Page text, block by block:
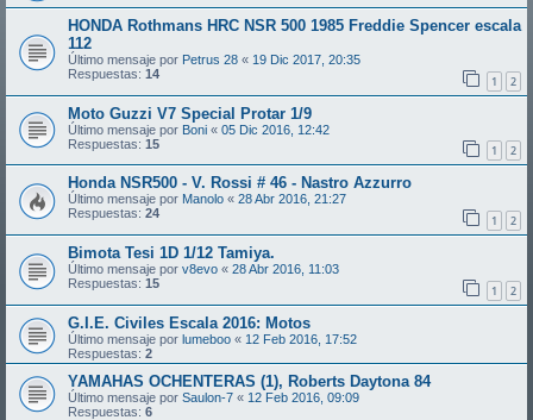
HONDA Rothmans HRC NSR 500 1985 Freddie Spencer escala
112
Último mensaje por Petrus 28 « 19 Dic 2017, 20:35
Respuestas: 14 1 2
Moto Guzzi V7 Special Protar 1/9
Último mensaje por Boni « 05 Dic 2016, 12:42
Respuestas: 15 1 2
Honda NSR500 - V. Rossi # 46 - Nastro Azzurro
Último mensaje por Manolo « 28 Abr 2016, 21:27
Respuestas: 24 1 2
Bimota Tesi 1D 1/12 Tamiya.
Último mensaje por v8evo « 28 Abr 2016, 11:03
Respuestas: 15 1 2
G.I.E. Civiles Escala 2016: Motos
Último mensaje por lumeboo « 12 Feb 2016, 17:52
Respuestas: 2
YAMAHAS OCHENTERAS (1), Roberts Daytona 84
Último mensaje por Saulon-7 « 12 Feb 2016, 09:09
Respuestas: 6